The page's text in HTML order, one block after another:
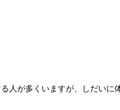
人が多くいますが、しだい